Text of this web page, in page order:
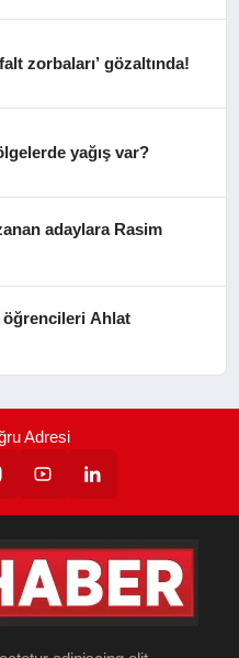
zorbaları’ gözaltında!
yağış var?
adaylara Rasim
öğrencileri Ahlat
Adresi